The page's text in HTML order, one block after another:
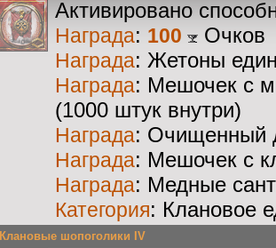
Активировано
Награда: 100 Очков
Награда: Жетоны
Награда: Мешочек с
(1000 штук внутри)
Награда: Очищенный
Награда: Мешочек с
Награда: Медные
Категория: Клановое
Клановые шопоголики IV